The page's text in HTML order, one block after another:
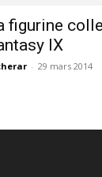
figurine
IX
- 29 mars 2014